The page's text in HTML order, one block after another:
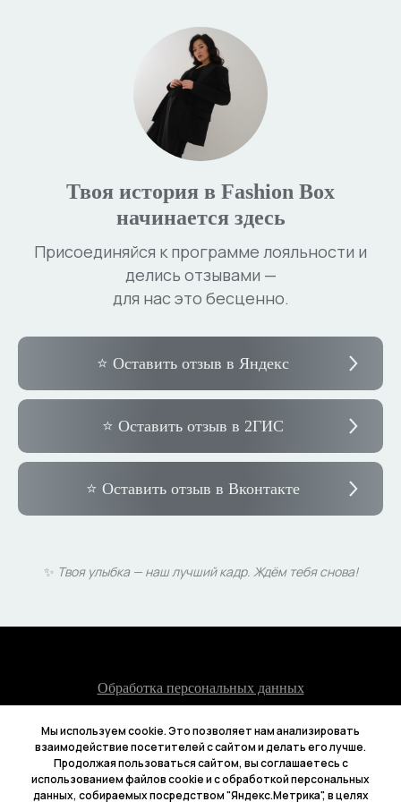
Мы используем cookie. Это позволяет нам анализировать
взаимодействие посетителей с сайтом и делать его лучше.
Продолжая пользоваться сайтом, вы соглашаетесь с
использованием файлов cookie и с обработкой персональных
данных, собираемых посредством "Яндекс.Метрика", в целях
Твоя история в Fashion Box
начинается здесь
Присоединяйся к программе лояльности и
делись отзывами —
для нас это бесценно.
⭐ Оставить отзыв в Яндекс
⭐ Оставить отзыв в 2ГИС
⭐ Оставить отзыв в Вконтакте
✨ Твоя улыбка — наш лучший кадр. Ждём тебя снова!
Обработка персональных данных
Политика конфиденциальности
FASHION BOX